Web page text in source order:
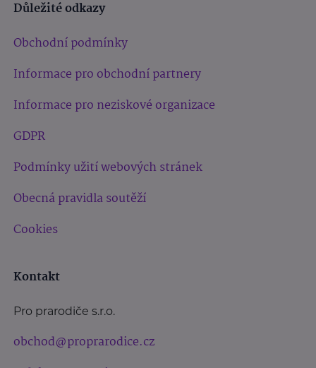
Důležité odkazy
Obchodní podmínky
Informace pro obchodní partnery
Informace pro neziskové organizace
GDPR
Podmínky užití webových stránek
Obecná pravidla soutěží
Cookies
Kontakt
Pro prarodiče s.r.o.
obchod@proprarodice.cz